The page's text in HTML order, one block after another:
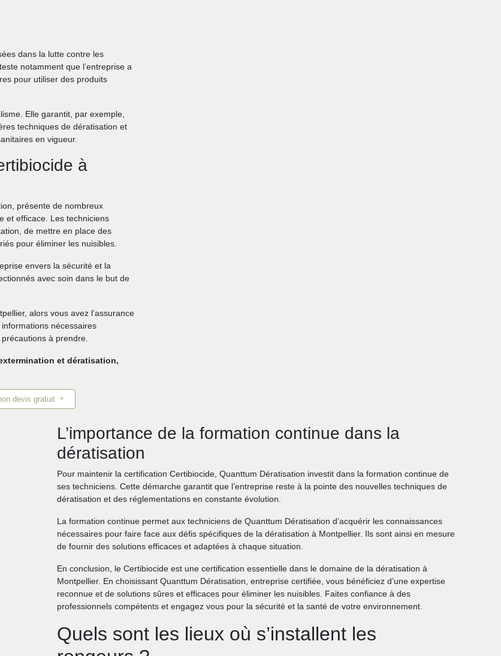
dans la lutte contre les
notamment que l’entreprise a
pour utiliser des produits
Elle garantit, par exemple,
techniques de dératisation et
en vigueur.
à
présente de nombreux
et efficace. Les techniciens
de mettre en place des
pour éliminer les nuisibles.
envers la sécurité et la
avec soin dans le but de
alors vous avez l’assurance
nécessaires
à prendre.
et dératisation,
devis gratuit
L’importance de la formation continue dans la
dératisation
Pour maintenir la certification Certibiocide, Quanttum Dératisation investit dans la formation continue de
ses techniciens. Cette démarche garantit que l’entreprise reste à la pointe des nouvelles techniques de
dératisation et des réglementations en constante évolution.
La formation continue permet aux techniciens de Quanttum Dératisation d’acquérir les connaissances
nécessaires pour faire face aux défis spécifiques de la dératisation à Montpellier. Ils sont ainsi en mesure
de fournir des solutions efficaces et adaptées à chaque situation.
En conclusion, le Certibiocide est une certification essentielle dans le domaine de la dératisation à
Montpellier. En choisissant Quanttum Dératisation, entreprise certifiée, vous bénéficiez d’une expertise
reconnue et de solutions sûres et efficaces pour éliminer les nuisibles. Faites confiance à des
professionnels compétents et engagez vous pour la sécurité et la santé de votre environnement.
Quels sont les lieux où s’installent les